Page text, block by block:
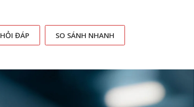
HỎI ĐÁP SO SÁNH NHANH